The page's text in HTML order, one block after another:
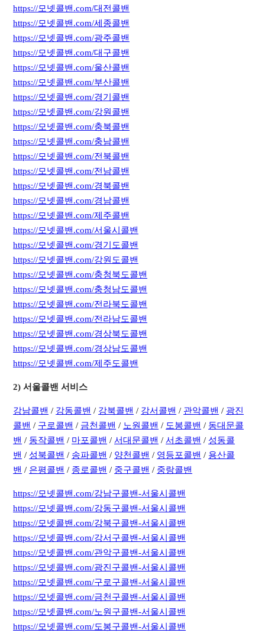
https://모넷콜밴.com/대전콜밴
https://모넷콜밴.com/세종콜밴
https://모넷콜밴.com/광주콜밴
https://모넷콜밴.com/대구콜밴
https://모넷콜밴.com/울산콜밴
https://모넷콜밴.com/부산콜밴
https://모넷콜밴.com/경기콜밴
https://모넷콜밴.com/강원콜밴
https://모넷콜밴.com/충북콜밴
https://모넷콜밴.com/충남콜밴
https://모넷콜밴.com/전북콜밴
https://모넷콜밴.com/전남콜밴
https://모넷콜밴.com/경북콜밴
https://모넷콜밴.com/경남콜밴
https://모넷콜밴.com/제주콜밴
https://모넷콜밴.com/서울시콜밴
https://모넷콜밴.com/경기도콜밴
https://모넷콜밴.com/강원도콜밴
https://모넷콜밴.com/충청북도콜밴
https://모넷콜밴.com/충청남도콜밴
https://모넷콜밴.com/전라북도콜밴
https://모넷콜밴.com/전라남도콜밴
https://모넷콜밴.com/경상북도콜밴
https://모넷콜밴.com/경상남도콜밴
https://모넷콜밴.com/제주도콜밴
​2) 서울콜밴 서비스
강남콜밴 / 강동콜밴 / 강북콜밴 / 강서콜밴 / 관악콜밴 / 광진
콜밴 / 구로콜밴 / 금천콜밴 / 노원콜밴 / 도봉콜밴 / 동대문콜
밴 / 동작콜밴 / 마포콜밴 /서대문콜밴 /서초콜밴 / 성동콜
밴 / 성북콜밴 / 송파콜밴 / 양천콜밴 / 영등포콜밴 / 용산콜
밴 / 은평콜밴 / 종로콜밴 / 중구콜밴 / 중랑콜밴
https://모넷콜밴.com/강남구콜밴-서울시콜밴
https://모넷콜밴.com/강동구콜밴-서울시콜밴
https://모넷콜밴.com/강북구콜밴-서울시콜밴
https://모넷콜밴.com/강서구콜밴-서울시콜밴
https://모넷콜밴.com/관악구콜밴-서울시콜밴
https://모넷콜밴.com/광진구콜밴-서울시콜밴
https://모넷콜밴.com/구로구콜밴-서울시콜밴
https://모넷콜밴.com/금천구콜밴-서울시콜밴
https://모넷콜밴.com/노원구콜밴-서울시콜밴
https://모넷콜밴.com/도봉구콜밴-서울시콜밴